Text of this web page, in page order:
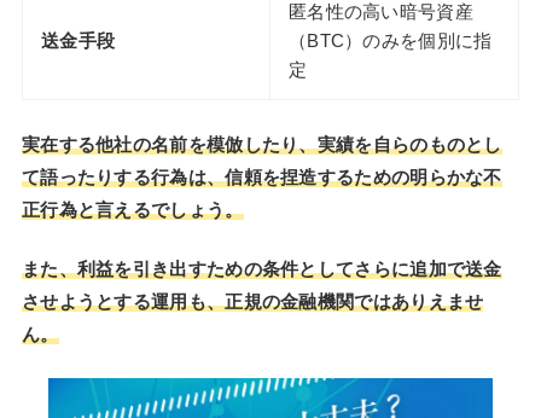
送金手段
匿名性の高い暗号資産
（BTC）のみを個別に指
定
実在する他社の名前を模倣したり、実績を自らのものとし
て語ったりする行為は、信頼を捏造するための明らかな不
正行為と言えるでしょう。
また、利益を引き出すための条件としてさらに追加で送金
させようとする運用も、正規の金融機関ではありえませ
ん。